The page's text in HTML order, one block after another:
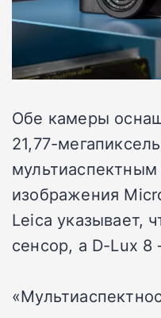
Обе камеры
21,77-
изображения
Leica указывает,
сенсор, а D-Lux 8